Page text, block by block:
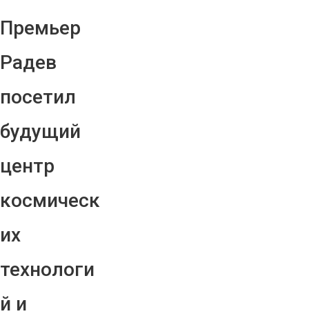
Премьер
Радев
посетил
будущий
центр
космическ
их
технологи
й и